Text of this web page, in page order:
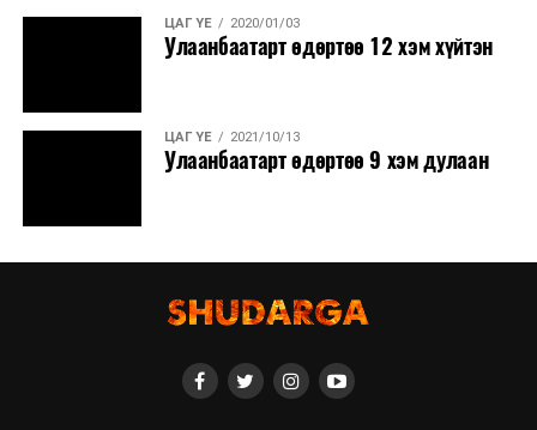
ЦАГ ҮЕ 2020/01/03
Улаанбаатарт өдөртөө 12 хэм хүйтэн
ЦАГ ҮЕ 2021/10/13
Улаанбаатарт өдөртөө 9 хэм дулаан